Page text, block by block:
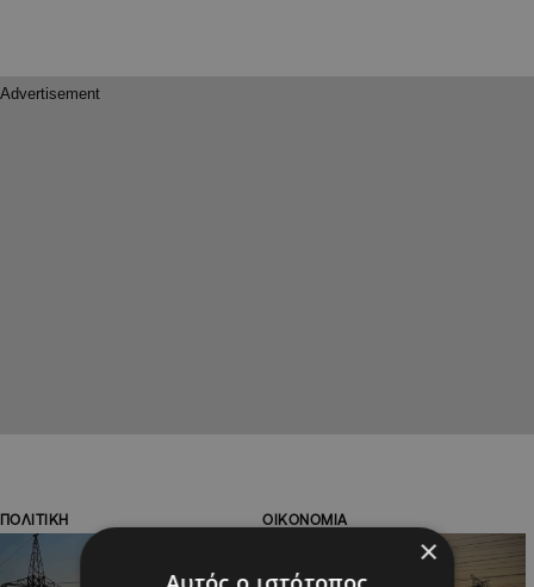
ΠΟΛΙΤΙΚΗ ΟΙΚΟΝΟΜΙΑ
×